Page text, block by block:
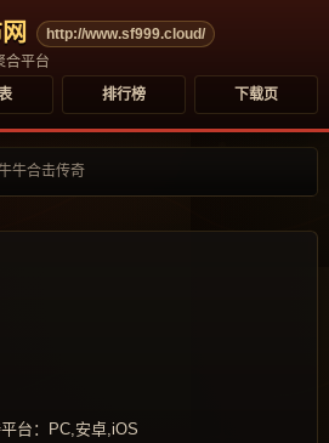
http://www.sf999.cloud/
合平台
排行榜 下载页
牛合击传奇
台：PC,安卓,iOS